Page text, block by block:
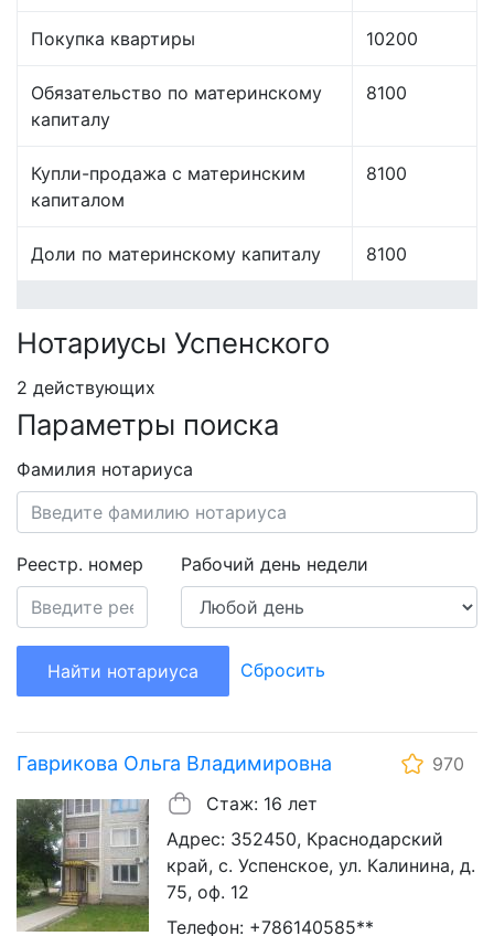
Покупка квартиры 10200
Обязательство по материнскому
капиталу
8100
Купли-продажа с материнским
капиталом
8100
Доли по материнскому капиталу 8100
Нотариусы Успенского
2 действующих
Параметры поиска
Фамилия нотариуса
Реестр. номер Рабочий день недели
Найти нотариуса Сбросить
Гаврикова Ольга Владимировна
970
Стаж: 16 лет
Адрес: 352450, Краснодарский
край, с. Успенское, ул. Калинина, д.
75, оф. 12
Телефон: +786140585**